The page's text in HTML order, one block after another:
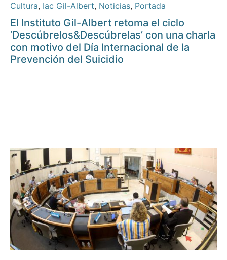
Cultura, Iac Gil-Albert, Noticias, Portada
El Instituto Gil-Albert retoma el ciclo
‘Descúbrelos&Descúbrelas’ con una charla
con motivo del Día Internacional de la
Prevención del Suicidio